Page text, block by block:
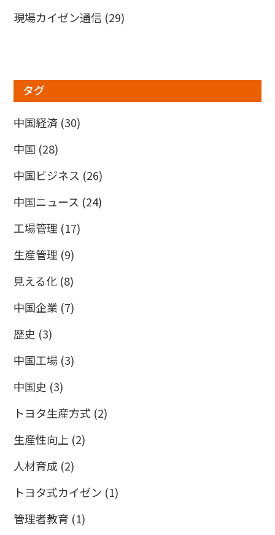
現場カイゼン通信 (29)
タグ
中国経済 (30)
中国 (28)
中国ビジネス (26)
中国ニュース (24)
工場管理 (17)
生産管理 (9)
見える化 (8)
中国企業 (7)
歴史 (3)
中国工場 (3)
中国史 (3)
トヨタ生産方式 (2)
生産性向上 (2)
人材育成 (2)
トヨタ式カイゼン (1)
管理者教育 (1)